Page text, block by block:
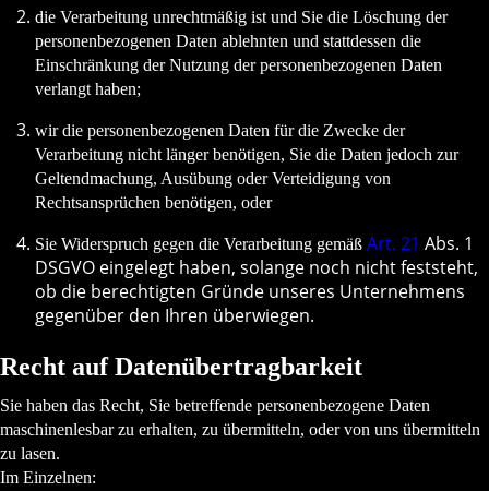
die Verarbeitung unrechtmäßig ist und Sie die Löschung der
personenbezogenen Daten ablehnten und stattdessen die
Einschränkung der Nutzung der personenbezogenen Daten
verlangt haben;
wir die personenbezogenen Daten für die Zwecke der
Verarbeitung nicht länger benötigen, Sie die Daten jedoch zur
Geltendmachung, Ausübung oder Verteidigung von
Rechtsansprüchen benötigen, oder
Sie Widerspruch gegen die Verarbeitung gemäß Art. 21 Abs. 1
DSGVO eingelegt haben, solange noch nicht feststeht,
ob die berechtigten Gründe unseres Unternehmens
gegenüber den Ihren überwiegen.
Recht auf Datenübertragbarkeit
Sie haben das Recht, Sie betreffende personenbezogene Daten
maschinenlesbar zu erhalten, zu übermitteln, oder von uns übermitteln
zu lasen.
Im Einzelnen: